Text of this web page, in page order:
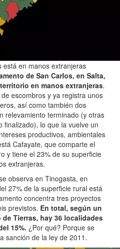
está en manos extranjeras
de San Carlos, en Salta,
en manos extranjeras.
escombros y ya registra unos
así como también dos
relevamiento terminado (y otras
finalizado), lo que la vuelve un
productivos, ambientales
Cafayate, que comparte el
y tiene el 23% de su superficie
extranjeras.
observa en Tinogasta, en
27% de la superficie rural está
concentra tres proyectos
previstos. En total, según un
Tierras, hay 36 localidades
15%. ¿Por qué? Porque se
sanción de la ley de 2011.